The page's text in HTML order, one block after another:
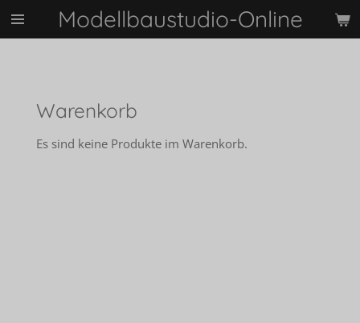
Zum
Modellbaustudio-Online
Warenkorb
Es sind keine Produkte im Warenkorb.